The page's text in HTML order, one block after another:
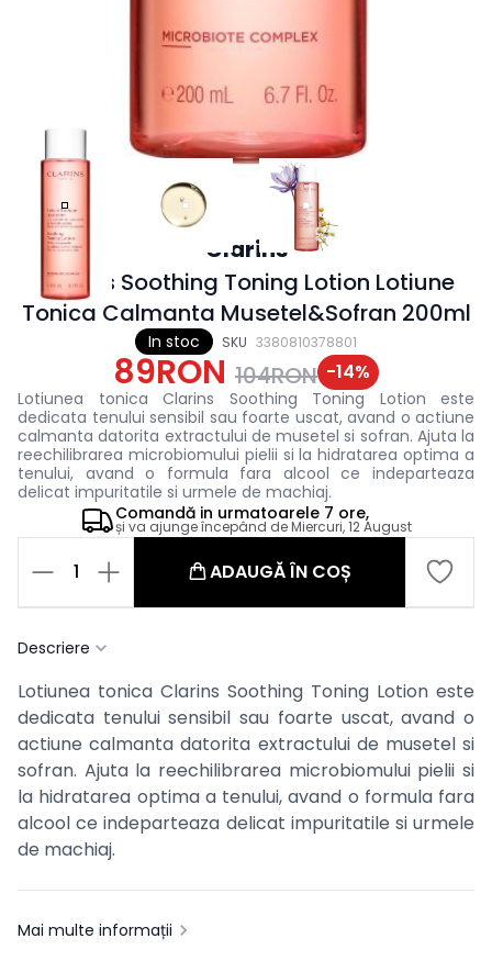
In stoc SKU 3380810378801
Clarins
Clarins Soothing Toning Lotion Lotiune
Tonica Calmanta Musetel&Sofran 200ml
89RON 104RON -14%
Lotiunea tonica Clarins Soothing Toning Lotion este
dedicata tenului sensibil sau foarte uscat, avand o actiune
calmanta datorita extractului de musetel si sofran. Ajuta la
reechilibrarea microbiomului pielii si la hidratarea optima a
tenului, avand o formula fara alcool ce indeparteaza
delicat impuritatile si urmele de machiaj.
Comandă in urmatoarele 7 ore,
și va ajunge începând deMiercuri, 12 August
1 ADAUGĂ ÎN COȘ
Descriere
Lotiunea tonica Clarins Soothing Toning Lotion este
dedicata tenului sensibil sau foarte uscat, avand o
actiune calmanta datorita extractului de musetel si
sofran. Ajuta la reechilibrarea microbiomului pielii si
la hidratarea optima a tenului, avand o formula fara
alcool ce indeparteaza delicat impuritatile si urmele
de machiaj.
Mai multe informații